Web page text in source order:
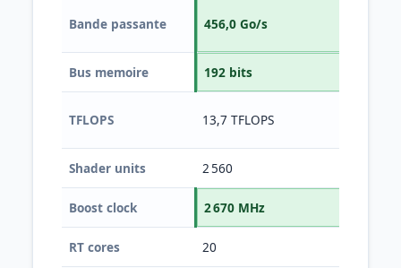
Bande passante 456,0 Go/s
Bus memoire 192 bits
TFLOPS 13,7 TFLOPS
Shader units 2 560
Boost clock 2 670 MHz
RT cores 20